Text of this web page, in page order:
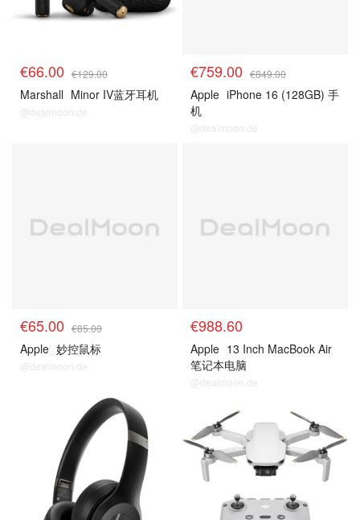
€66.00 €129.00
Marshall Minor IV蓝牙耳机
@dealmoon.de
€759.00 €849.00
Apple iPhone 16 (128GB) 手
机
@dealmoon.de
€65.00 €85.00
Apple 妙控鼠标
@dealmoon.de
€988.60
Apple 13 Inch MacBook Air
笔记本电脑
@dealmoon.de